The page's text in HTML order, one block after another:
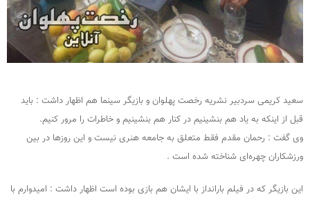
سعید کریمی سردبیر نشریه رخصت پهلوان و بازیگر سینما هم اظهار داشت : باید
قبل از اینکه به یاد هم بنشینیم در کنار هم بنشینیم و خاطرات را مرور کنیم.
وی گفت : رحمان مقدم فقط متعلق به جامعه هنری نیست و این روزها در بین
ورزشکاران چهره‌ای شناخته شده است .
این بازیگر که در فیلم بارانداز با ایشان هم بازی بوده است اظهار داشت : امیدوارم با